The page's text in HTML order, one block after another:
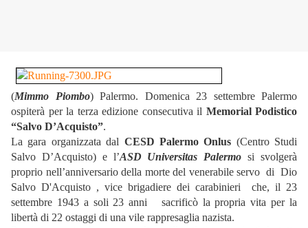
(Mimmo Piombo) Palermo. Domenica 23 settembre Palermo
ospiterà per la terza edizione consecutiva il Memorial Podistico
“Salvo D’Acquisto”.
La gara organizzata dal CESD Palermo Onlus (Centro Studi
Salvo D’Acquisto) e l’ASD Universitas Palermo si svolgerà
proprio nell’anniversario della morte del venerabile servo di Dio
Salvo D'Acquisto , vice brigadiere dei carabinieri che, il 23
settembre 1943 a soli 23 anni sacrificò la propria vita per la
libertà di 22 ostaggi di una vile rappresaglia nazista.